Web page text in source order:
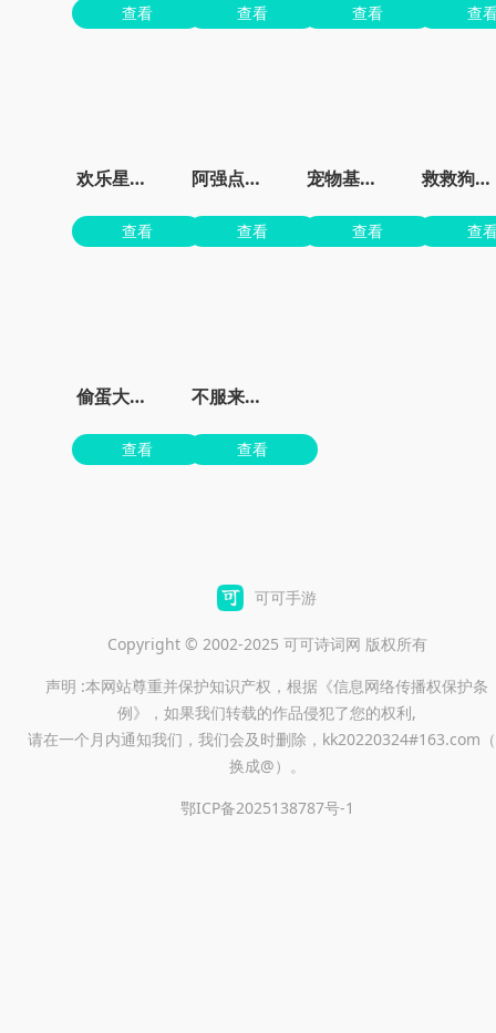
查看 查看 查看 查
欢乐星星碰最新版
查看
阿强点点消官方版
查看
宠物基地最新版本
查看
救救狗狗蜜蜂
查
偷蛋大作战
查看
不服来战鸭正版
查看
可可手游
Copyright © 2002-2025 可可诗词网 版权所有
声明 :本网站尊重并保护知识产权，根据《信息网络传播权保护条
例》，如果我们转载的作品侵犯了您的权利,
请在一个月内通知我们，我们会及时删除，kk20220324#163.com
换成@）。
鄂ICP备2025138787号-1